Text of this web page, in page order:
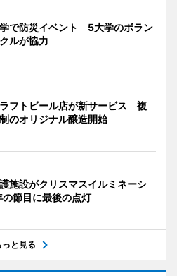
で防災イベント 5大学のボラン
ルが協力
フトビール店が新サービス 複
のオリジナル醸造開始
施設がクリスマスイルミネーシ
節目に最後の点灯
っと見る